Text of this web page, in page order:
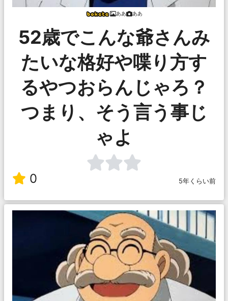
ああ ああ
52歳でこんな爺さんみ
たいな格好や喋り方す
るやつおらんじゃろ？
つまり、そう言う事じ
ゃよ
0 5年くらい前